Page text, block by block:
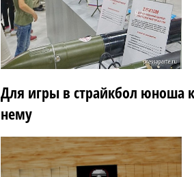
Для игры в страйкбол юноша
нему